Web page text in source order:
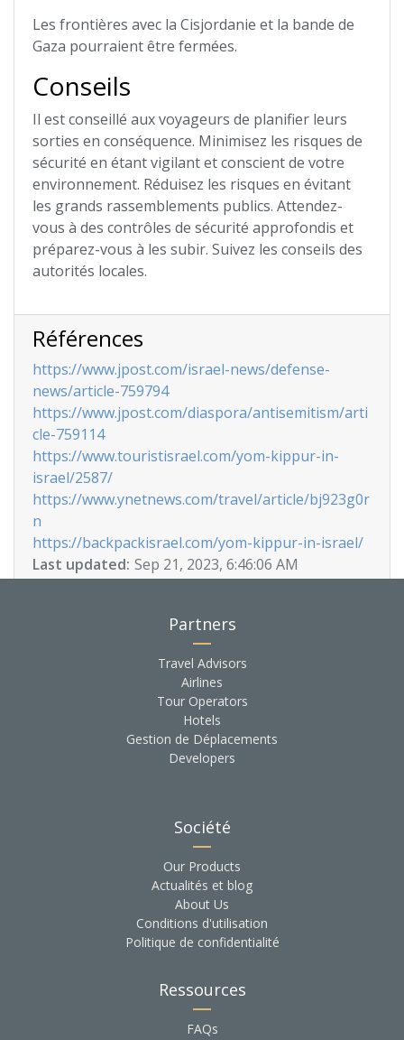
Les frontières avec la Cisjordanie et la bande de
Gaza pourraient être fermées.
Conseils
Il est conseillé aux voyageurs de planifier leurs
sorties en conséquence. Minimisez les risques de
sécurité en étant vigilant et conscient de votre
environnement. Réduisez les risques en évitant
les grands rassemblements publics. Attendez-
vous à des contrôles de sécurité approfondis et
préparez-vous à les subir. Suivez les conseils des
autorités locales.
Références
https://www.jpost.com/israel-news/defense-
news/article-759794
https://www.jpost.com/diaspora/antisemitism/arti
cle-759114
https://www.touristisrael.com/yom-kippur-in-
israel/2587/
https://www.ynetnews.com/travel/article/bj923g0r
n
https://backpackisrael.com/yom-kippur-in-israel/
Last updated: Sep 21, 2023, 6:46:06 AM
Partners
Travel Advisors
Airlines
Tour Operators
Hotels
Gestion de Déplacements
Developers
Société
Our Products
Actualités et blog
About Us
Conditions d'utilisation
Politique de confidentialité
Ressources
FAQs